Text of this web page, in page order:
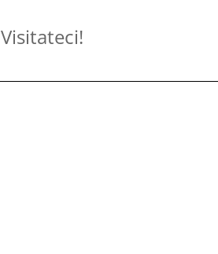
Visitateci!